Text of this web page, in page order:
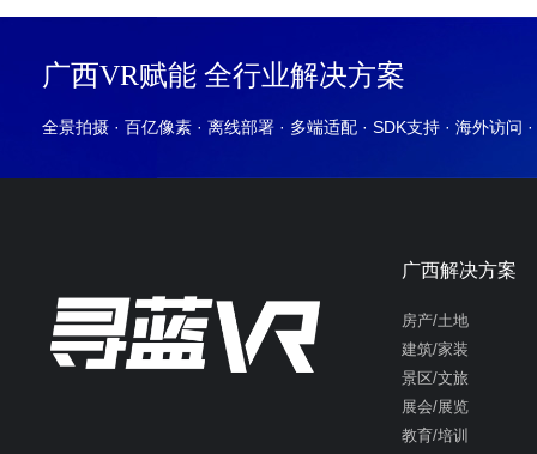
广西VR赋能 全行业解决方案
全景拍摄 · 百亿像素 · 离线部署 · 多端适配 · SDK支持 · 海外访问
广西解决方案
房产/土地
建筑/家装
景区/文旅
展会/展览
教育/培训